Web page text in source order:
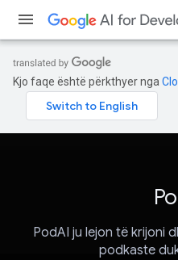
Kjo faqe është përkthyer nga
PodAI ju lejon të krijoni
podkaste